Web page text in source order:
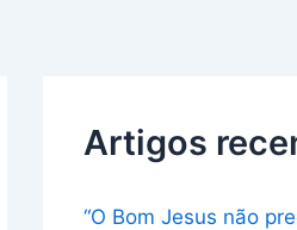
Artigos
“O Bom Jesus não